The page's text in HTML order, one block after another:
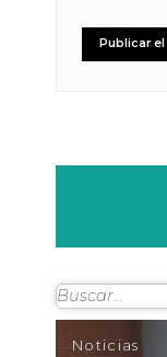
Noticias